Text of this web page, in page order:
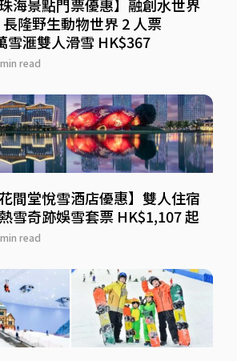
珠海景點門票優惠】融創水世界
隆野生動物世界 2 人票
雪滙雙人滑雪 HK$367
read
花間堂悅雪酒店優惠】雙人住宿
雪奇跡娛雪套票 HK$1,107 起
read